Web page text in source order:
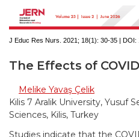
J Educ Res Nurs. 2021; 18(1): 30-35 | DOI:
The Effects of
Melike Yavaş Çelik
Kilis 7 Aralik University, Yusuf
Sciences, Kilis, Turkey
Studies indicate that the